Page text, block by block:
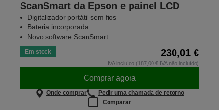
ScanSmart da Epson e painel LCD
Digitalizador portátil sem fios
Bateria incorporada
Novo software ScanSmart
Em stock 230,01 €
IVA incluído (187,00 € IVA não incluído)
Comprar agora
Onde comprar
Pedir uma chamada de retorno
Comparar